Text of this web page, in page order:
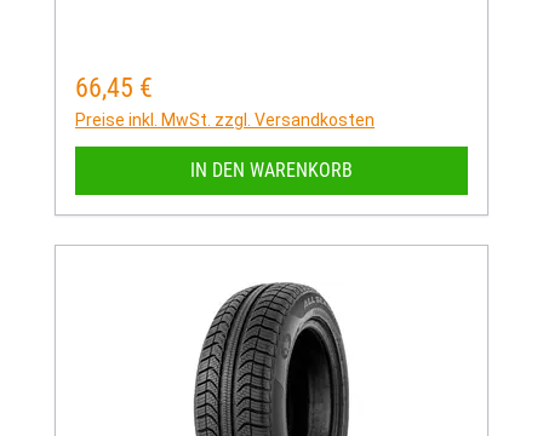
Regulärer Preis:
66,45 €
Preise inkl. MwSt. zzgl. Versandkosten
IN DEN WARENKORB